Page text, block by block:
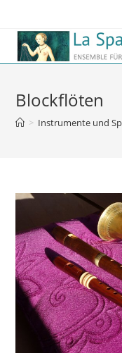
Blockflöten
> Instrumente und